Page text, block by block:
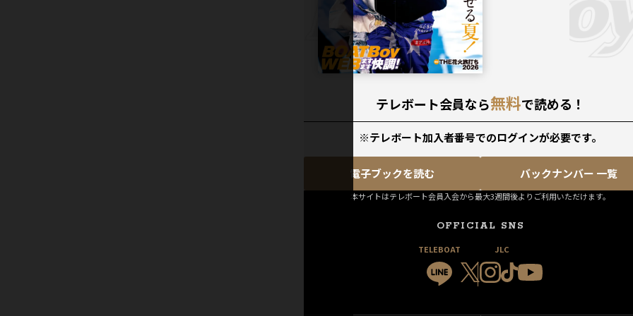
テレボート会員なら無料で読める！
※テレボート加入者番号でのログインが必要です。
電子ブックを読む バックナンバー 一覧
本サイトはテレボート会員入会から最大3週間後よりご利用いただけます。
OFFICIAL SNS
TELEBOAT JLC